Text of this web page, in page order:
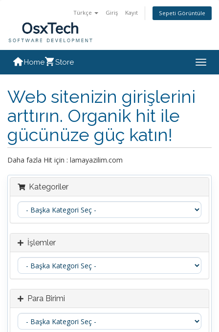
Türkçe Giriş Kayıt Sepeti Görüntüle
Home Store
Web sitenizin girişlerini
arttırın. Organik hit ile
gücünüze güç katın!
Daha fazla Hit için : lamayazilim.com
Kategoriler
İşlemler
Para Birimi